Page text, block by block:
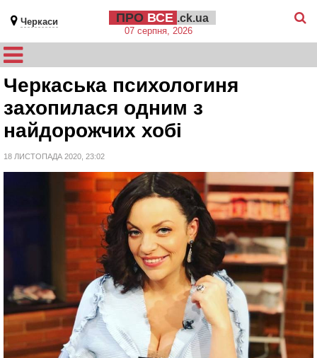
Черкаси ПРО ВСЕ .ck.ua
07 серпня, 2026
Черкаська психологиня
захопилася одним з
найдорожчих хобі
18 ЛИСТОПАДА 2020, 23:02